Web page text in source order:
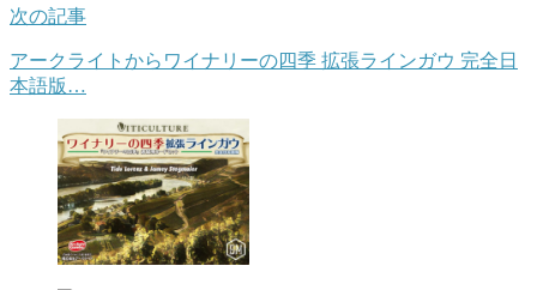
次の記事
アークライトからワイナリーの四季 拡張ラインガウ 完全日
本語版…